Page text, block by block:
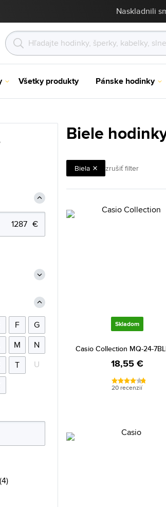
Naskladnili
Všetky produkty Pánske hodinky
Biele
Biela zrušiť filter
Skladom
Casio Collection MQ-24-
18,55 €
20 recenzií
F
G
M
N
T
U